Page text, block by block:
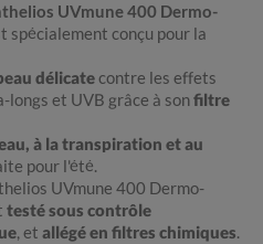
UVmune 400 Dermo-
spécialement conçu pour la
délicatecontre les effets
longs et UVB grâce à sonfiltre
à la transpiration et au
pour l'été.
UVmune 400 Dermo-
testé sous contrôle
, et allégé en filtres chimiques.